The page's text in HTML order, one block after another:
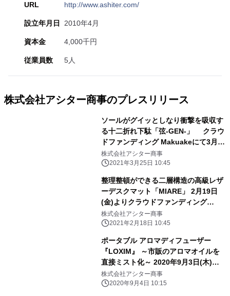
URL http://www.ashiter.com/
設立年月日 2010年4月
資本金 4,000千円
従業員数 5人
株式会社アシター商事のプレスリリース
ソールがグイッとしなり衝撃を吸収す
る十二折れ下駄「弦-GEN-」 クラウ
ドファンディング Makuakeにて3月25
日(木)販売開始！
株式会社アシター商事
2021年3月25日 10:45
整理整頓ができる二層構造の高級レザ
ーデスクマット「MIARE」 2月19日
(金)よりクラウドファンディング
(Makuake)にて販売開始
株式会社アシター商事
2021年2月18日 10:45
ポータブル アロマディフューザー
『LOXIM』 ～市販のアロマオイルを
直接ミスト化～ 2020年9月3日(木)よ
り販売開始
株式会社アシター商事
2020年9月4日 10:15